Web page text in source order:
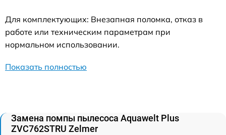
Для комплектующих: Внезапная поломка, отказ в
работе или техническим параметрам при
нормальном использовании.
Показать полностью
Замена помпы пылесоса Aquawelt Plus
ZVC762STRU Zelmer